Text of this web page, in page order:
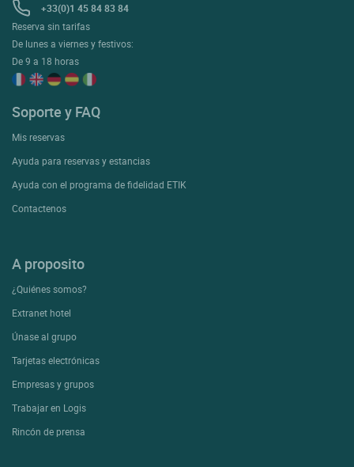
+33(0)1 45 84 83 84
Reserva sin tarifas
De lunes a viernes y festivos:
De 9 a 18 horas
Soporte y FAQ
Mis reservas
Ayuda para reservas y estancias
Ayuda con el programa de fidelidad ETIK
Contactenos
A proposito
¿Quiénes somos?
Extranet hotel
Únase al grupo
Tarjetas electrónicas
Empresas y grupos
Trabajar en Logis
Rincón de prensa